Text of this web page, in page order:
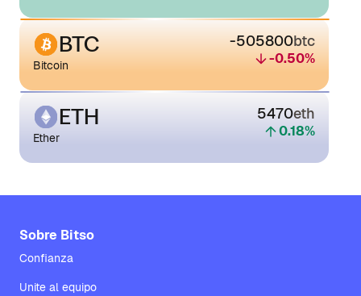
BTC
Bitcoin
-505800btc
-0.50%
ETH
Ether
5470eth
0.18%
Sobre Bitso
Confianza
Unite al equipo